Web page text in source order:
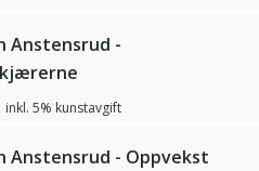
Anstensrud -
inkl. 5% kunstavgift
Anstensrud - Oppvekst